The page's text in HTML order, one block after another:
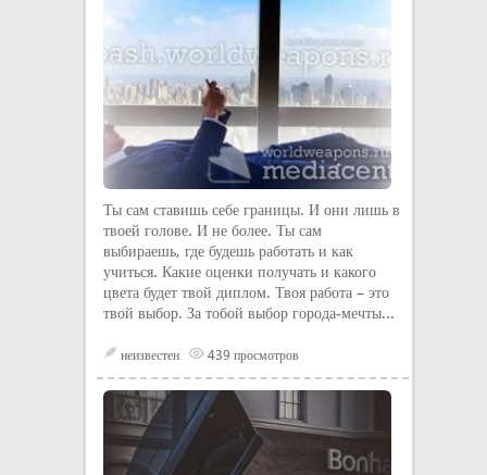
Ты сам ставишь себе границы. И они лишь в
твоей голове. И не более. Ты сам
выбираешь, где будешь работать и как
учиться. Какие оценки получать и какого
цвета будет твой диплом. Твоя работа – это
твой выбор. За тобой выбор города-мечты...
неизвестен 439 просмотров